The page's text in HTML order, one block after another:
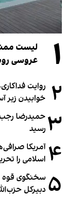
۱
عروسی
۲ خوابیدن زیر
۳ حمیدرضا
رسید
۴ آمریکا
اسلامی را
۵ سخنگوی قوه
دبیر‌کل